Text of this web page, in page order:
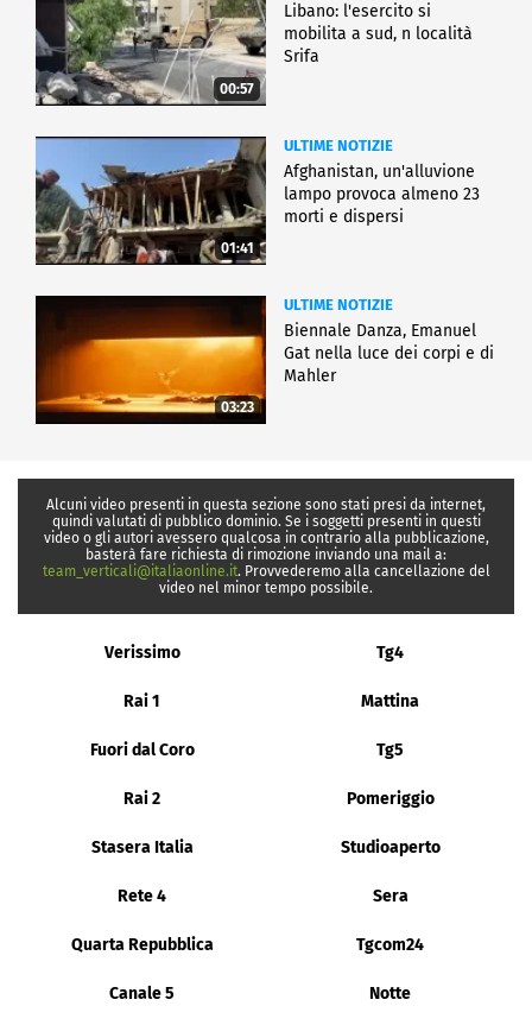
00:57
Libano: l'esercito si
mobilita a sud, n località
Srifa
01:41
ULTIME NOTIZIE
Afghanistan, un'alluvione
lampo provoca almeno 23
morti e dispersi
03:23
ULTIME NOTIZIE
Biennale Danza, Emanuel
Gat nella luce dei corpi e di
Mahler
Alcuni video presenti in questa sezione sono stati presi da internet,
quindi valutati di pubblico dominio. Se i soggetti presenti in questi
video o gli autori avessero qualcosa in contrario alla pubblicazione,
basterà fare richiesta di rimozione inviando una mail a:
team_verticali@italiaonline.it. Provvederemo alla cancellazione del
video nel minor tempo possibile.
Verissimo Tg4
Rai 1 Mattina
Fuori dal Coro Tg5
Rai 2 Pomeriggio
Stasera Italia Studioaperto
Rete 4 Sera
Quarta Repubblica Tgcom24
Canale 5 Notte